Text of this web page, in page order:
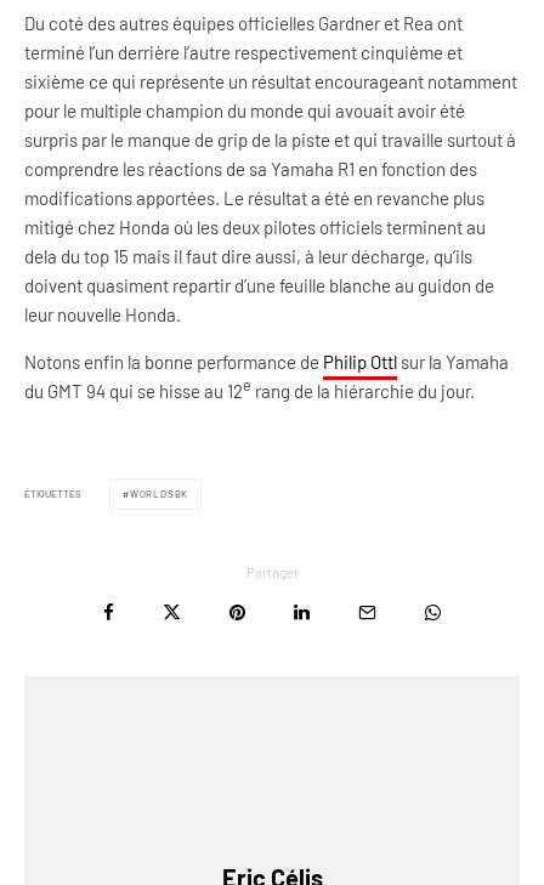
Du coté des autres équipes officielles Gardner et Rea ont
terminé l’un derrière l’autre respectivement cinquième et
sixième ce qui représente un résultat encourageant notamment
pour le multiple champion du monde qui avouait avoir été
surpris par le manque de grip de la piste et qui travaille surtout à
comprendre les réactions de sa Yamaha R1 en fonction des
modifications apportées. Le résultat a été en revanche plus
mitigé chez Honda où les deux pilotes officiels terminent au
dela du top 15 mais il faut dire aussi, à leur décharge, qu’ils
doivent quasiment repartir d’une feuille blanche au guidon de
leur nouvelle Honda.
Notons enfin la bonne performance de Philip Ottl sur la Yamaha
du GMT 94 qui se hisse au 12e rang de la hiérarchie du jour.
ÉTIQUETTES WORLDSBK
Partager
Eric Célis